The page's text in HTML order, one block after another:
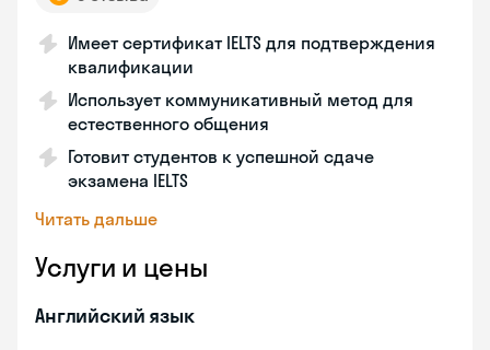
Имеет сертификат IELTS для подтверждения
квалификации
Использует коммуникативный метод для
естественного общения
Готовит студентов к успешной сдаче
экзамена IELTS
Читать дальше
Услуги и цены
Английский язык